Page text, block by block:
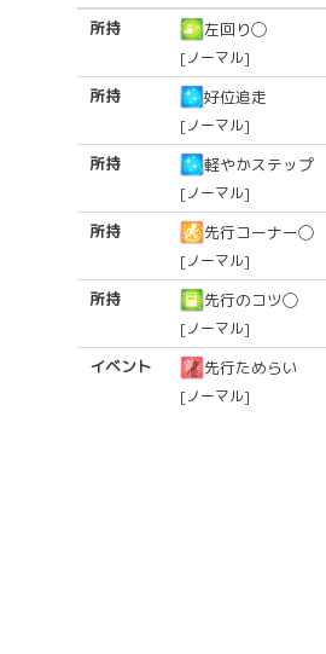
所持 左回り◯
[ノーマル]
所持 好位追走
[ノーマル]
所持
軽やかステップ
[ノーマル]
所持 先行コーナー◯
[ノーマル]
所持 先行のコツ◯
[ノーマル]
イベント 先行ためらい
[ノーマル]